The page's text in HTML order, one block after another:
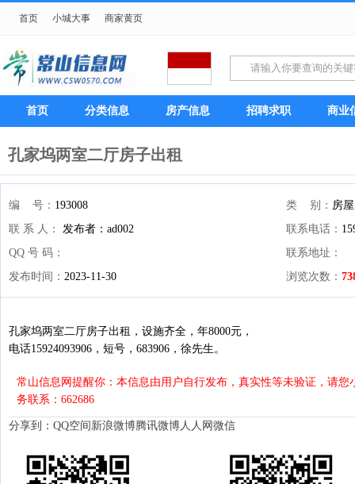
首页 小城大事 商家黄页
首页 分类信息 房产信息 招聘求职 商业
孔家坞两室二厅房子出租
编 号： 193008 类 别： 房
联 系 人：
发布者：ad002 联系电话：
QQ 号 码：
联系地址：
发布时间： 2023-11-30 浏览次数：
孔家坞两室二厅房子出租，设施齐全，年8000元，
电话15924093906，短号，683906，徐先生。
常山信息网提醒你：本信息由用户自行发布，真实性等未验证，请
务联系：662686
分享到： QQ空间 新浪微博腾讯微博人人网 微信